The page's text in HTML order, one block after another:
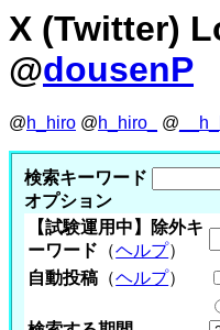
X (Twitter)
@dousenP
@h_hiro @h_hiro_ @
検索キーワード
オプション
【試験運用中】除外キ
ーワード （ヘルプ）
自動投稿 （ヘルプ）